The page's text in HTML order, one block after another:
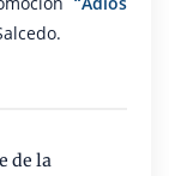
de la